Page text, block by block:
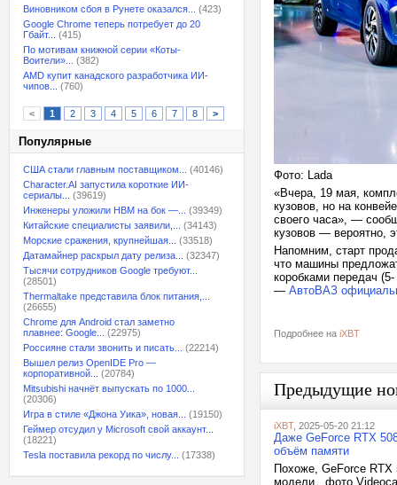
Виновником сбоя в Рунете оказался...
(423)
Google Chrome теперь потребует до 20
Гбайт...
(415)
По мотивам книжной серии «Коты-
Воители»...
(382)
AMD купит канадского разработчика ИИ-
чипов...
(760)
< 1 2 3 4 5 6 7 8 >
Популярные
США стали главным поставщиком...
(40146)
Character.AI запустила короткие ИИ-
сериалы...
(39619)
Инженеры уложили HBM на бок —...
(39349)
Китайские специалисты заявили,...
(34143)
Морские сражения, крупнейшая...
(33518)
Датамайнер раскрыл дату релиза...
(32347)
Тысячи сотрудников Google требуют...
(28501)
Thermaltake представила блок питания,...
(26655)
Chrome для Android стал заметно
плавнее: Google...
(22975)
Россияне стали звонить и писать...
(22214)
Вышел релиз OpenIDE Pro —
корпоративной...
(20784)
Mitsubishi начнёт выпускать по 1000...
(20306)
Игра в стиле «Джона Уика», новая...
(19150)
Геймер отсудил у Microsoft свой аккаунт...
(18221)
Tesla поставила рекорд по числу...
(17338)
Фото: Lada
«Вчера, 19 мая,
кузовов, но на
своего часа», —
кузовов — вероятно,
Напомним, старт
что машины
коробками передач
— АвтоВАЗ
Подробнее на iXBT
Предыдущие
iXBT, 2025-05-20 21:12
Даже GeForce RTX
объём памяти
Похоже, GeForce
модели. фото